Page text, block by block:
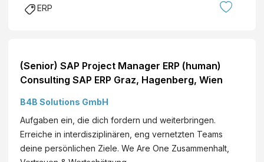
ERP
(Senior) SAP Project Manager ERP (human)
Consulting SAP ERP Graz, Hagenberg, Wien
B4B Solutions GmbH
Aufgaben ein, die dich fordern und weiterbringen.
Erreiche in interdisziplinären, eng vernetzten Teams
deine persönlichen Ziele. We Are One Zusammenhalt,